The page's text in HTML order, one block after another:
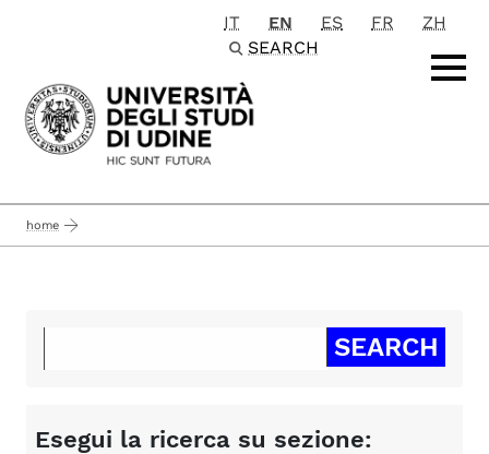
Passa al contenuto principale
IT EN ES FR
ZH
SEARCH
home
Esegui la ricerca su sezione: